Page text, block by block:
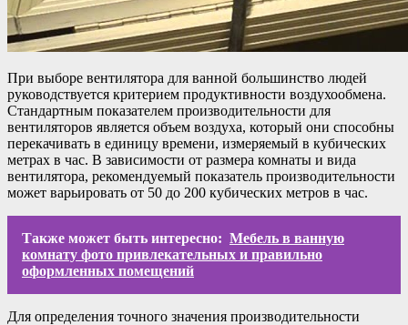
При выборе вентилятора для ванной большинство людей
руководствуется критерием продуктивности воздухообмена.
Стандартным показателем производительности для
вентиляторов является объем воздуха, который они способны
перекачивать в единицу времени, измеряемый в кубических
метрах в час. В зависимости от размера комнаты и вида
вентилятора, рекомендуемый показатель производительности
может варьировать от 50 до 200 кубических метров в час.
Также может быть интересно: Мебель в ванную
комнату фото привлекательных и правильно
оформленных помещений
Для определения точного значения производительности